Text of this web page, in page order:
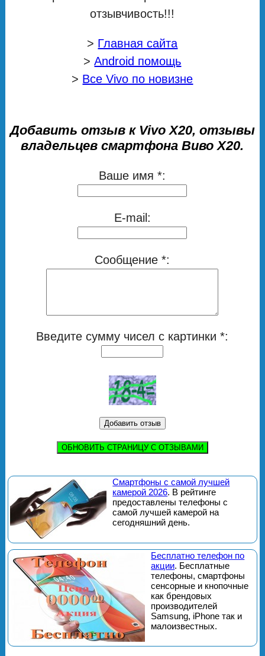
отзывчивость!!!
> Главная сайта
>Android помощь
> Все Vivo по новизне
Добавить отзыв к Vivo X20, отзывы
владельцев смартфона Виво Х20.
Ваше имя *:
E-mail:
Сообщение *:
Введите сумму чисел с картинки *:
ОБНОВИТЬ СТРАНИЦУ С ОТЗЫВАМИ
Смартфоны с самой лучшей
камерой 2026. В рейтинге
предоставлены телефоны с
самой лучшей камерой на
сегодняшний день.
Бесплатно телефон по
акции. Бесплатные
телефоны, смартфоны
сенсорные и кнопочные
как брендовых
производителей
Samsung, iPhone так и
малоизвестных.